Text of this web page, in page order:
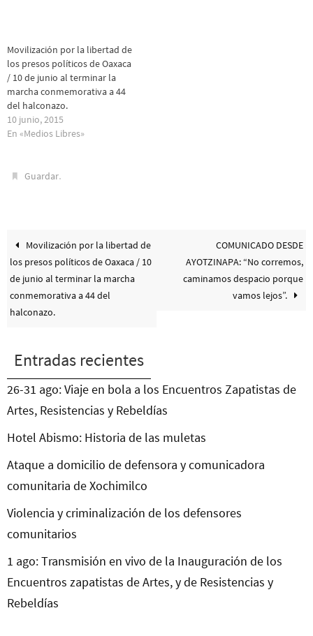
Movilización por la libertad de
los presos políticos de Oaxaca
/ 10 de junio al terminar la
marcha conmemorativa a 44
del halconazo.
10 junio, 2015
En «Medios Libres»
Guardar.
Movilización por la libertad de
los presos políticos de Oaxaca / 10
de junio al terminar la marcha
conmemorativa a 44 del
halconazo.
COMUNICADO DESDE
AYOTZINAPA: “No corremos,
caminamos despacio porque
vamos lejos”.
Entradas recientes
26-31 ago: Viaje en bola a los Encuentros Zapatistas de
Artes, Resistencias y Rebeldías
Hotel Abismo: Historia de las muletas
Ataque a domicilio de defensora y comunicadora
comunitaria de Xochimilco
Violencia y criminalización de los defensores
comunitarios
1 ago: Transmisión en vivo de la Inauguración de los
Encuentros zapatistas de Artes, y de Resistencias y
Rebeldías